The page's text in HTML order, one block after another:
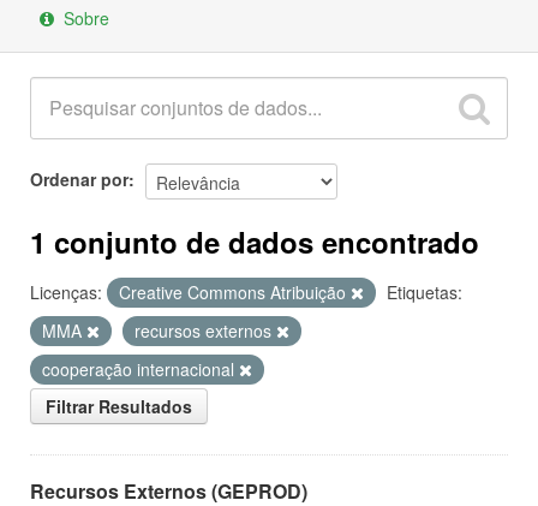
Sobre
Ordenar por
1 conjunto de dados encontrado
Licenças: Creative Commons Atribuição
Etiquetas:
MMA
recursos externos
cooperação internacional
Filtrar Resultados
Recursos Externos (GEPROD)